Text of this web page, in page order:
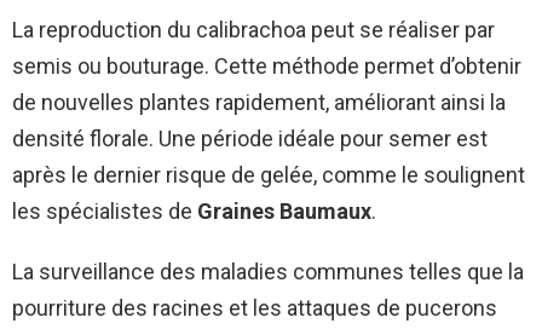
La reproduction du calibrachoa peut se réaliser par
semis ou bouturage. Cette méthode permet d’obtenir
de nouvelles plantes rapidement, améliorant ainsi la
densité florale. Une période idéale pour semer est
après le dernier risque de gelée, comme le soulignent
les spécialistes de Graines Baumaux.
La surveillance des maladies communes telles que la
pourriture des racines et les attaques de pucerons